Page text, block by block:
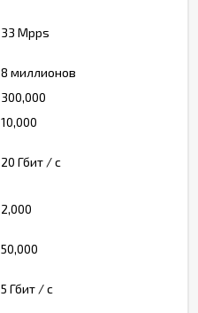
33 Mpps
8 миллионов
300,000
10,000
20 Гбит / с
2,000
50,000
5 Гбит / с